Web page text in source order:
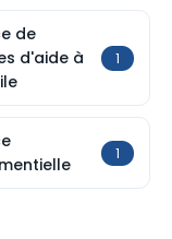
de
d'aide à
1
1